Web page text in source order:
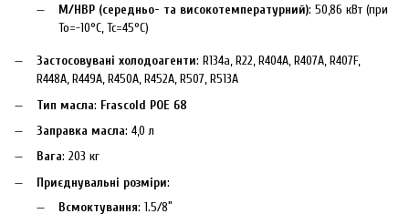
M/HBP (середньо- та високотемпературний): 50,86 кВт (при
To=-10°C, Tc=45°C)
Застосовувані холодоагенти: R134a, R22, R404A, R407A, R407F,
R448A, R449A, R450A, R452A, R507, R513A
Тип масла: Frascold POE 68
Заправка масла: 4,0 л
Вага: 203 кг
Приєднувальні розміри:
Всмоктування: 1.5/8″